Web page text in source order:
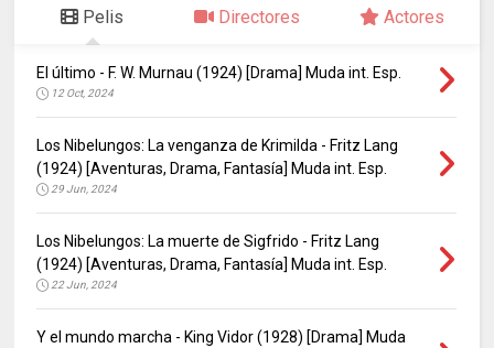
Pelis Directores Actores
El último - F. W. Murnau (1924) [Drama] Muda int. Esp.
12 Oct, 2024
Los Nibelungos: La venganza de Krimilda - Fritz Lang
(1924) [Aventuras, Drama, Fantasía] Muda int. Esp.
29 Jun, 2024
Los Nibelungos: La muerte de Sigfrido - Fritz Lang
(1924) [Aventuras, Drama, Fantasía] Muda int. Esp.
22 Jun, 2024
Y el mundo marcha - King Vidor (1928) [Drama] Muda